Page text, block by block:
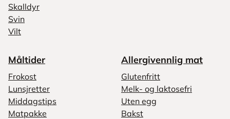
Skalldyr
Svin
Vilt
Måltider
Frokost
Lunsjretter
Middagstips
Matpakke
Allergivennlig mat
Glutenfritt
Melk- og laktosefri
Uten egg
Bakst